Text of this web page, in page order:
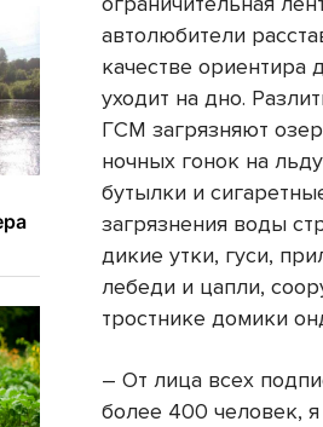
автолюбители
качестве ориентира
уходит на дно.
ГСМ загрязняют
ночных гонок на
бутылки и
загрязнения воды
дикие утки, гуси,
лебеди и цапли,
тростнике домики
– От лица всех
более 400 человек,